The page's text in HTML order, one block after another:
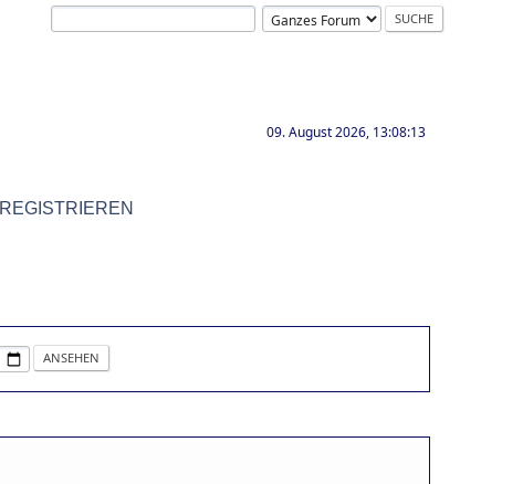
09. August 2026, 13:08:13
REGISTRIEREN